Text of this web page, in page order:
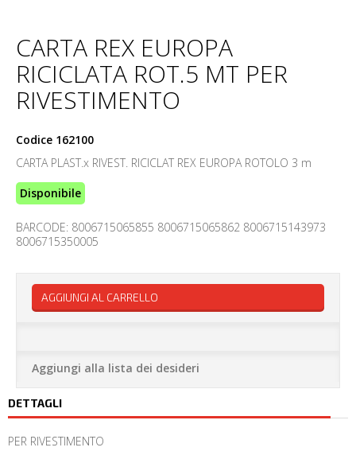
CARTA REX EUROPA
RICICLATA ROT.5 MT PER
RIVESTIMENTO
Codice 162100
CARTA PLAST.x RIVEST. RICICLAT REX EUROPA ROTOLO 3 m
Disponibile
BARCODE: 8006715065855 8006715065862 8006715143973
8006715350005
AGGIUNGI AL CARRELLO
Aggiungi alla lista dei desideri
DETTAGLI
PER RIVESTIMENTO